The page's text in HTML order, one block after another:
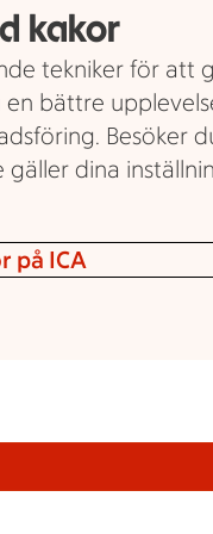
Borås
med riktigt
hos oss.
kakor
tekniker för att
bättre
Besöker
dina
på ICA